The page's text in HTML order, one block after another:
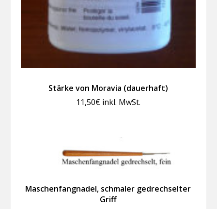
Stärke von Moravia (dauerhaft)
11,50€ inkl. MwSt.
Maschenfangnadel, schmaler gedrechselter
Griff